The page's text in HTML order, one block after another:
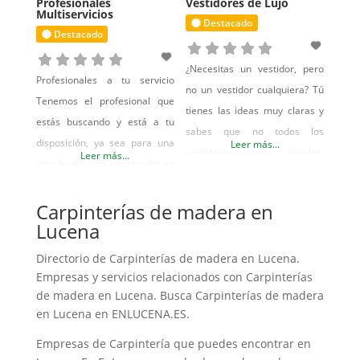
la satisfacción de nuestros
clientes. Ponemos a su
disposición una alta gama de
colecciones tanto de
Dormitorios como de
dejar pasar esta oportunidad
para dar “Gracias a la
confianza depositada por
Profesionales
Multiservicios
Destacado
Profesionales a tu servicio
Tenemos el profesional que
estás buscando y está a tu
disposición, ya sea para una
instalación, una reparación en
para trabajos de
mantenimiento. Instaladores
autorizados y capacitados
para realizar cualquier tipo de
instalación. Instalación aire
eléctricas Instalaciones de gas
Leer más...
Vestidores de Lujo
Destacado
¿Necesitas un vestidor, pero
no un vestidor cualquiera? Tú
tienes las ideas muy claras y
sabes que no todos los
vestidores son iguales.
descalzos a un vestidor de lujo
preciosas prendas y zapatos,
es una sensación que pocos
conocen, y tú lo sabes.
Leer más...
Carpinterías de madera en
Lucena
Directorio de Carpinterías de madera en Lucena.
Empresas y servicios relacionados con Carpinterías
de madera en Lucena. Busca Carpinterías de madera
en Lucena en ENLUCENA.ES.
Empresas de Carpintería que puedes encontrar en